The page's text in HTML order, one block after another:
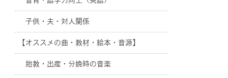
子供・夫・対人関係
【オススメの曲・教材・絵本・音源】
胎教・出産・分娩時の音楽